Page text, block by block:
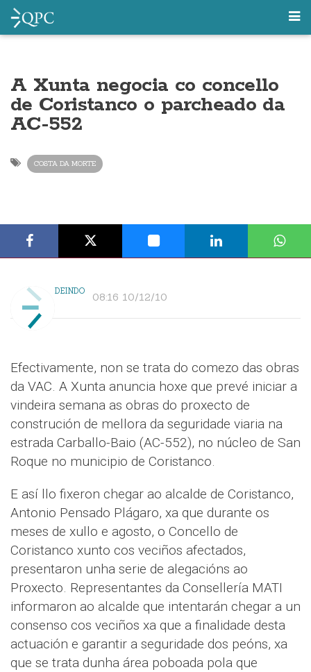
A Xunta negocia co concello
de Coristanco o parcheado da
AC-552
COSTA DA MORTE
DEINDO 08:16 10/12/10
Efectivamente, non se trata do comezo das obras
da VAC. A Xunta anuncia hoxe que prevé iniciar a
vindeira semana as obras do proxecto de
construción de mellora da seguridade viaria na
estrada Carballo-Baio (AC-552), no núcleo de San
Roque no municipio de Coristanco.
E así llo fixeron chegar ao alcalde de Coristanco,
Antonio Pensado Plágaro, xa que durante os
meses de xullo e agosto, o Concello de
Coristanco xunto cos veciños afectados,
presentaron unha serie de alegacións ao
Proxecto. Representantes da Consellería MATI
informaron ao alcalde que intentarán chegar a un
consenso cos veciños xa que a finalidade desta
actuación e garantir a seguridade dos peóns, xa
que se trata dunha área poboada pola que